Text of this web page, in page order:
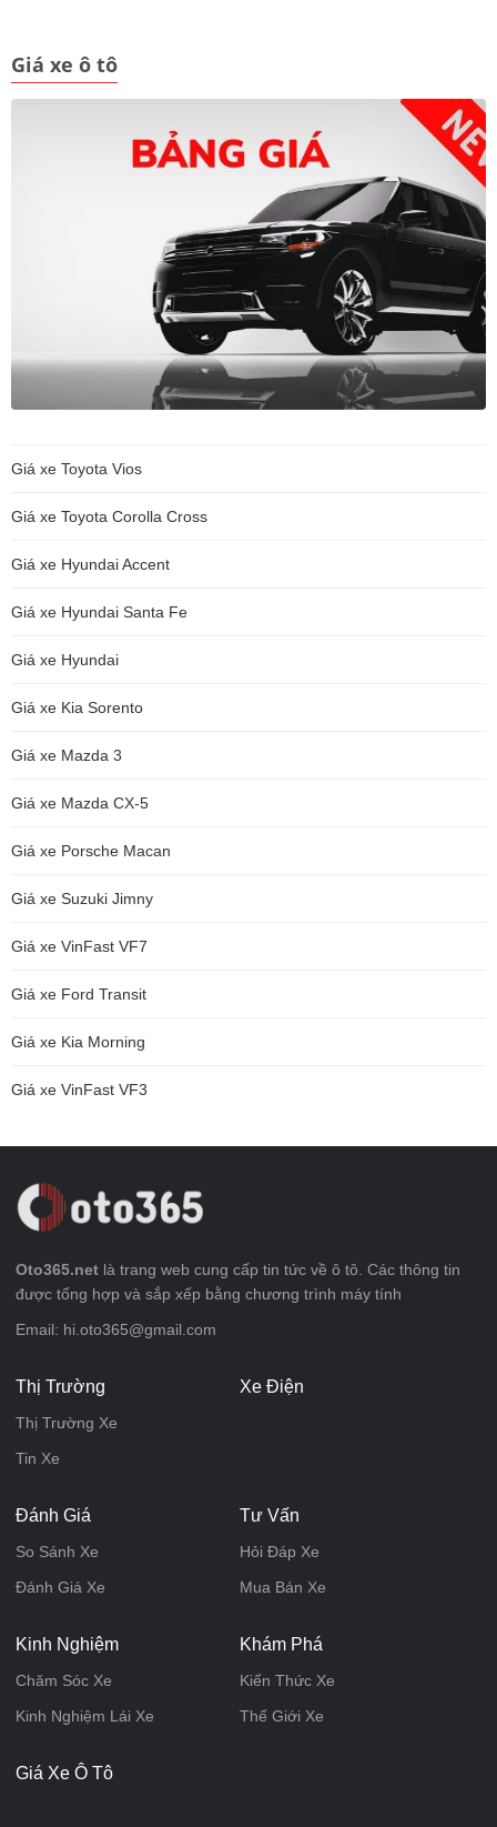
Giá xe ô tô
Giá xe Toyota Vios
Giá xe Toyota Corolla Cross
Giá xe Hyundai Accent
Giá xe Hyundai Santa Fe
Giá xe Hyundai
Giá xe Kia Sorento
Giá xe Mazda 3
Giá xe Mazda CX-5
Giá xe Porsche Macan
Giá xe Suzuki Jimny
Giá xe VinFast VF7
Giá xe Ford Transit
Giá xe Kia Morning
Giá xe VinFast VF3
Oto365.net là trang web cung cấp tin tức về ô tô. Các thông tin
được tổng hợp và sắp xếp bằng chương trình máy tính
Email: hi.oto365@gmail.com
Thị Trường
Thị Trường Xe
Tin Xe
Xe Điện
Đánh Giá
So Sánh Xe
Đánh Giá Xe
Tư Vấn
Hỏi Đáp Xe
Mua Bán Xe
Kinh Nghiệm
Chăm Sóc Xe
Kinh Nghiệm Lái Xe
Khám Phá
Kiến Thức Xe
Thế Giới Xe
Giá Xe Ô Tô